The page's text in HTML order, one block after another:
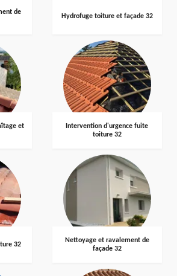
de
Hydrofuge toiture et façade 32
et
Intervention d'urgence fuite
toiture 32
32
Nettoyage et ravalement de
façade 32